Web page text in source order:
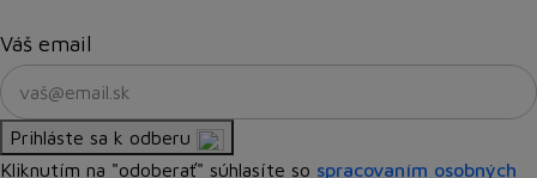
Váš email
Prihláste sa k odberu
Kliknutím na "odoberať" súhlasíte so spracovaním osobných